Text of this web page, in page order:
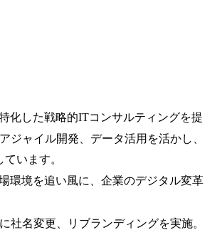
化した戦略的ITコンサルティングを提
ジャイル開発、データ活用を活かし、
います。
環境を追い風に、企業のデジタル変革
社名変更、リブランディングを実施。